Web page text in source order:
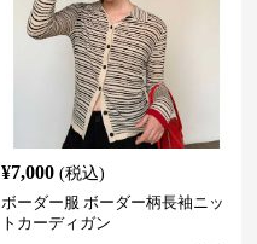
¥7,000 (税込)
ボーダー服 ボーダー柄長袖ニッ
トカーディガン